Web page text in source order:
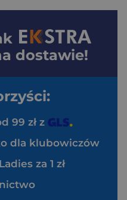
dostawie!
99 zł z
dla klubowiczów
za 1 zł